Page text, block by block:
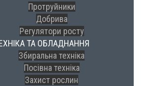
Протруйники
Добрива
Регулятори росту
ТА ОБЛАДНАННЯ
Збиральна техніка
Посівна техніка
Захист рослин